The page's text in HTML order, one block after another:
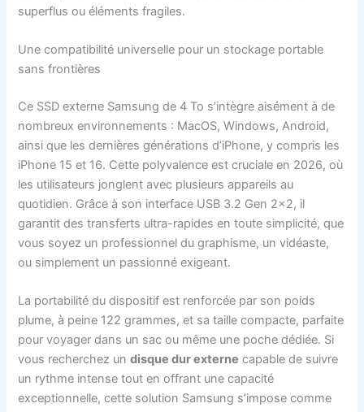
superflus ou éléments fragiles.
Une compatibilité universelle pour un stockage portable
sans frontières
Ce SSD externe Samsung de 4 To s’intègre aisément à de
nombreux environnements : MacOS, Windows, Android,
ainsi que les dernières générations d’iPhone, y compris les
iPhone 15 et 16. Cette polyvalence est cruciale en 2026, où
les utilisateurs jonglent avec plusieurs appareils au
quotidien. Grâce à son interface USB 3.2 Gen 2×2, il
garantit des transferts ultra-rapides en toute simplicité, que
vous soyez un professionnel du graphisme, un vidéaste,
ou simplement un passionné exigeant.
La portabilité du dispositif est renforcée par son poids
plume, à peine 122 grammes, et sa taille compacte, parfaite
pour voyager dans un sac ou même une poche dédiée. Si
vous recherchez undisque dur externe capable de suivre
un rythme intense tout en offrant une capacité
exceptionnelle, cette solution Samsung s’impose comme